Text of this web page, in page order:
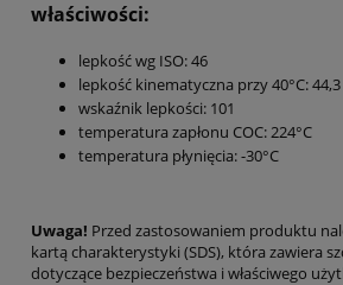
właściwości:
lepkość wg ISO: 46
lepkość kinematyczna przy 40°C: 44,3
wskaźnik lepkości: 101
temperatura zapłonu COC: 224°C
temperatura płynięcia: -30°C
Uwaga! Przed zastosowaniem produktu
kartą charakterystyki (SDS), która zawiera
dotyczące bezpieczeństwa i właściwego